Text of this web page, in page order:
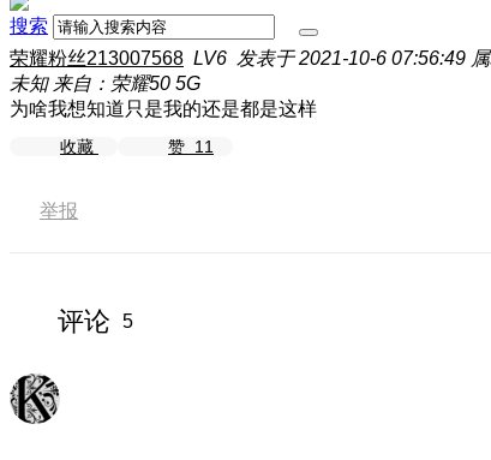
搜索
荣耀粉丝213007568 LV6 发表于 2021-10-6 07:56:49
未知 来自：荣耀50 5G
为啥我想知道只是我的还是都是这样
收藏 赞 11
举报
评论 5